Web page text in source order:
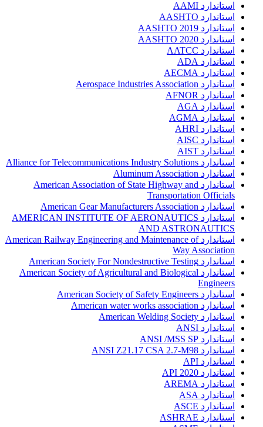
استاندارد AAMI
استاندارد AASHTO
استاندارد AASHTO 2019
استاندارد AASHTO 2020
استاندارد AATCC
استاندارد ADA
استاندارد AECMA
استاندارد Aerospace Industries Association
استاندارد AFNOR
استاندارد AGA
استاندارد AGMA
استاندارد AHRI
استاندارد AISC
استاندارد AIST
استاندارد Alliance for Telecommunications Industry Solutions
استاندارد Aluminum Association
استاندارد American Association of State Highway and
Transportation Officials
استاندارد American Gear Manufacturers Association
استاندارد AMERICAN INSTITUTE OF AERONAUTICS
AND ASTRONAUTICS
استاندارد American Railway Engineering and Maintenance of
Way Association
استاندارد American Society For Nondestructive Testing
استاندارد American Society of Agricultural and Biological
Engineers
استاندارد American Society of Safety Engineers
استاندارد American water works association
استاندارد American Welding Society
استاندارد ANSI
استاندارد ANSI /MSS SP
استاندارد ANSI Z21.17 CSA 2.7-M98
استاندارد API
استاندارد API 2020
استاندارد AREMA
استاندارد ASA
استاندارد ASCE
استاندارد ASHRAE